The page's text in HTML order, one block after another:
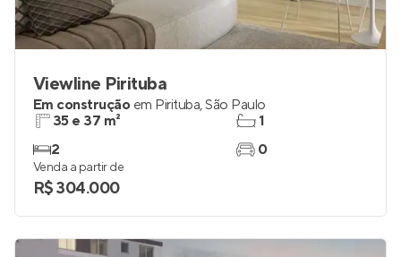
Viewline Pirituba
Em construção em Pirituba,São Paulo
35 e 37 m²
2
1
0
Venda a partir de
R$ 304.000